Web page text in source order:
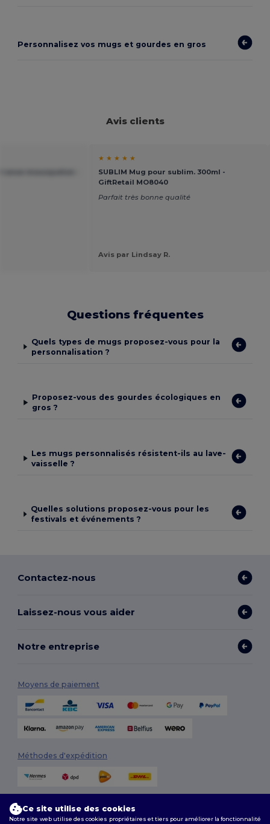
Personnalisez vos mugs et gourdes en gros
Avis clients
★ ★ ★ ★ ★
SUBLIM Mug pour sublim. 300ml -
GiftRetail MO8040
Parfait très bonne qualité
Avis par Lindsay R.
Questions fréquentes
Quels types de mugs proposez-vous pour la
personnalisation ?
Proposez-vous des gourdes écologiques en
gros ?
Les mugs personnalisés résistent-ils au lave-
vaisselle ?
Quelles solutions proposez-vous pour les
festivals et événements ?
Contactez-nous
Laissez-nous vous aider
Notre entreprise
Moyens de paiement
Méthodes d'expédition
Ce site utilise des cookies
Notre site web utilise des cookies propriétaires et tiers pour améliorer la fonctionnalité